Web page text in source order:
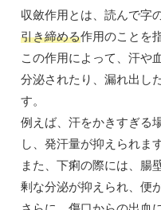
収斂作用とは、読んで字
引き締める作用のことを
この作用によって、汗や
分泌されたり、漏れ出し
す。
例えば、汗をかきすぎる
し、発汗量が抑えられます
また、下痢の際には、腸
剰な分泌が抑えられ、便